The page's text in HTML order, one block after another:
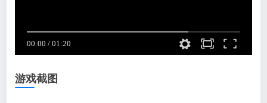
游戏截图